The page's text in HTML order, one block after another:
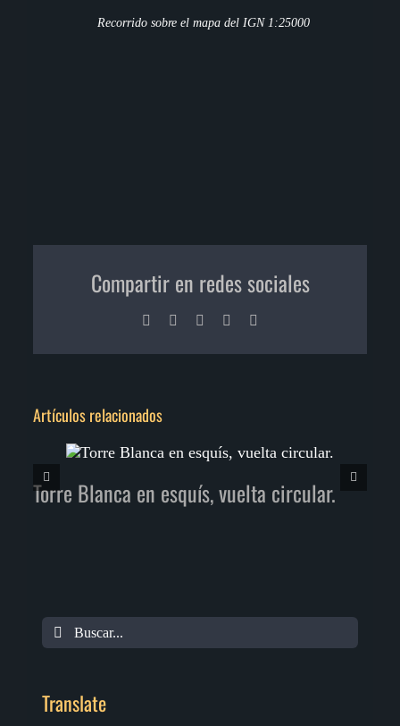
Recorrido sobre el mapa del IGN 1:25000
Compartir en redes sociales
Facebook LinkedInPinterest
Artículos relacionados
Torre Blanca en esquís, vuelta circular.
Buscar
Translate